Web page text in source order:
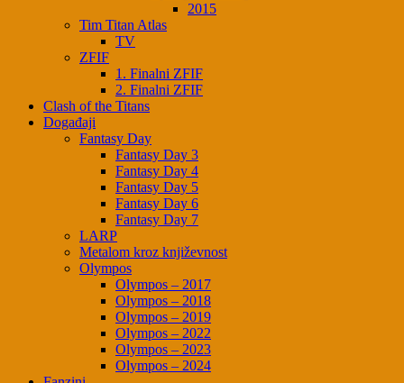
2015
Tim Titan Atlas
TV
ZFIF
1. Finalni ZFIF
2. Finalni ZFIF
Clash of the Titans
Događaji
Fantasy Day
Fantasy Day 3
Fantasy Day 4
Fantasy Day 5
Fantasy Day 6
Fantasy Day 7
LARP
Metalom kroz književnost
Olympos
Olympos – 2017
Olympos – 2018
Olympos – 2019
Olympos – 2022
Olympos – 2023
Olympos – 2024